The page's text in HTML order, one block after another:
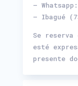
–
– Ibagué
Se reserva
esté
presente